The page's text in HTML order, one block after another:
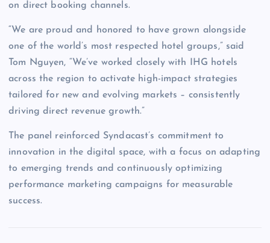
on direct booking channels.
“We are proud and honored to have grown alongside
one of the world’s most respected hotel groups,” said
Tom Nguyen, “We’ve worked closely with IHG hotels
across the region to activate high-impact strategies
tailored for new and evolving markets – consistently
driving direct revenue growth.”
The panel reinforced Syndacast’s commitment to
innovation in the digital space, with a focus on adapting
to emerging trends and continuously optimizing
performance marketing campaigns for measurable
success.